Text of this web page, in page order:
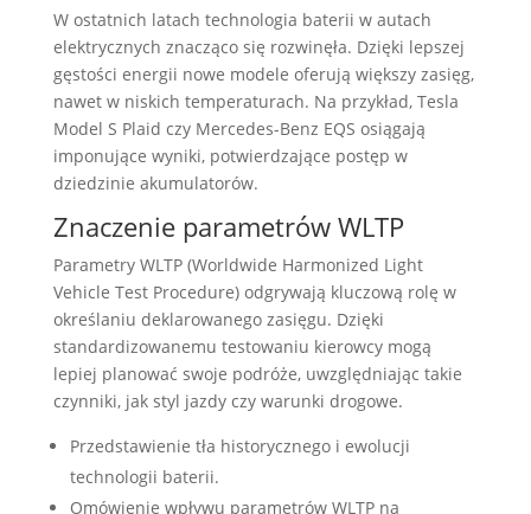
W ostatnich latach technologia baterii w autach
elektrycznych znacząco się rozwinęła. Dzięki lepszej
gęstości energii nowe modele oferują większy zasięg,
nawet w niskich temperaturach. Na przykład, Tesla
Model S Plaid czy Mercedes-Benz EQS osiągają
imponujące wyniki, potwierdzające postęp w
dziedzinie akumulatorów.
Znaczenie parametrów WLTP
Parametry WLTP (Worldwide Harmonized Light
Vehicle Test Procedure) odgrywają kluczową rolę w
określaniu deklarowanego zasięgu. Dzięki
standardizowanemu testowaniu kierowcy mogą
lepiej planować swoje podróże, uwzględniając takie
czynniki, jak styl jazdy czy warunki drogowe.
Przedstawienie tła historycznego i ewolucji
technologii baterii.
Omówienie wpływu parametrów WLTP na